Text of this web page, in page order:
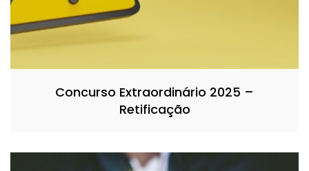
Concurso Extraordinário 2025 –
Retificação